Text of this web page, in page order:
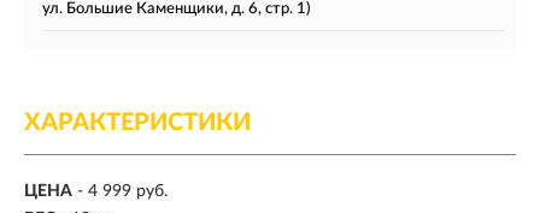
ул. Большие Каменщики, д. 6, стр. 1)
ХАРАКТЕРИСТИКИ
ЦЕНА - 4 999 руб.